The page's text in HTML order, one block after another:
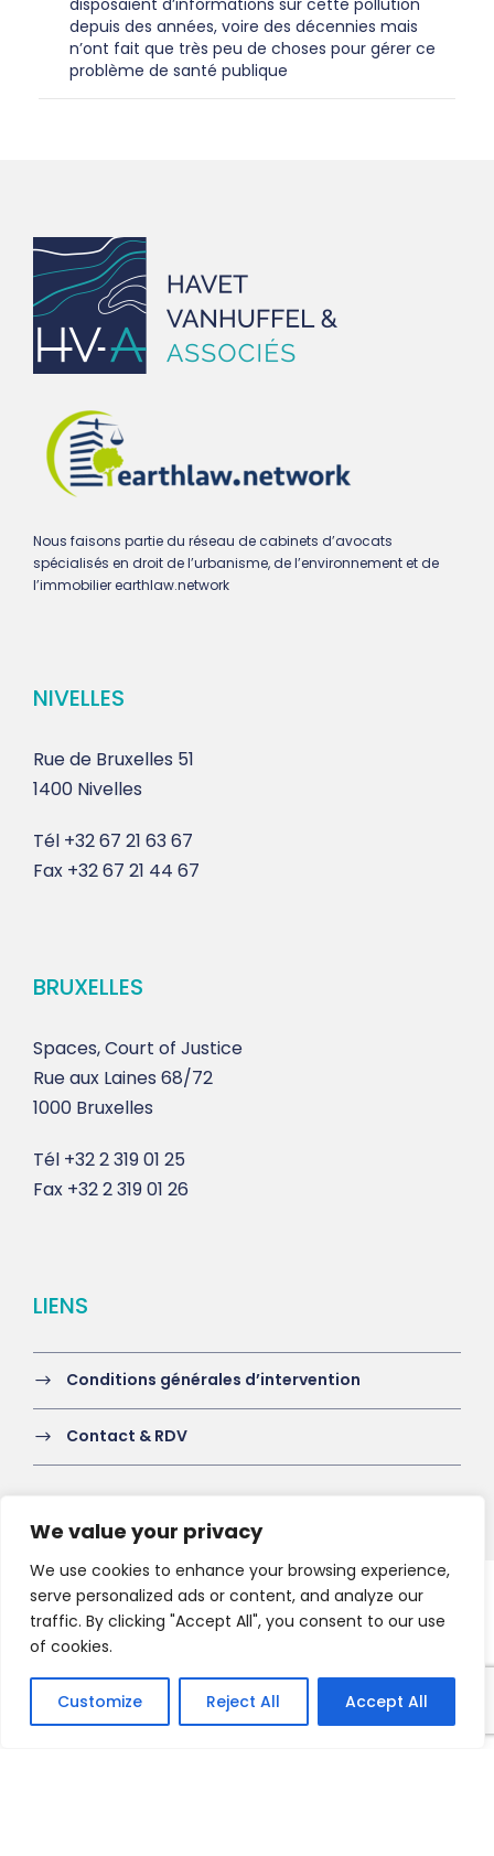
We value your privacy
We use cookies to enhance your browsing experience,
serve personalized ads or content, and analyze our
traffic. By clicking "Accept All", you consent to our use
of cookies.
Customize Reject All Accept All
disposaient d’informations sur cette pollution
depuis des années, voire des décennies mais
n’ont fait que très peu de choses pour gérer ce
problème de santé publique
Nous faisons partie du réseau de cabinets d’avocats
spécialisés en droit de l’urbanisme, de l’environnement et de
l’immobilier earthlaw.network
NIVELLES
Rue de Bruxelles 51
1400 Nivelles
Tél +32 67 21 63 67
Fax +32 67 21 44 67
BRUXELLES
Spaces, Court of Justice
Rue aux Laines 68/72
1000 Bruxelles
Tél +32 2 319 01 25
Fax +32 2 319 01 26
LIENS
Conditions générales d’intervention
Contact & RDV
Copyright 2021 HV-A, All Right Reserved